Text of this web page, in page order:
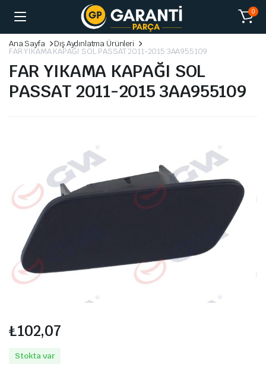
0
Ana Sayfa Dış Aydınlatma Ürünleri
FAR YIKAMA KAPAĞI SOL PASSAT 2011-2015 3AA955109
FAR YIKAMA KAPAĞI SOL
PASSAT 2011-2015 3AA955109
₺102,07
Stokta var